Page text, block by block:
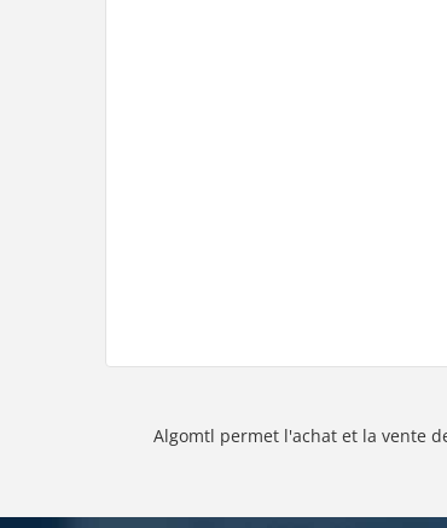
Algomtl permet l'achat et la vente